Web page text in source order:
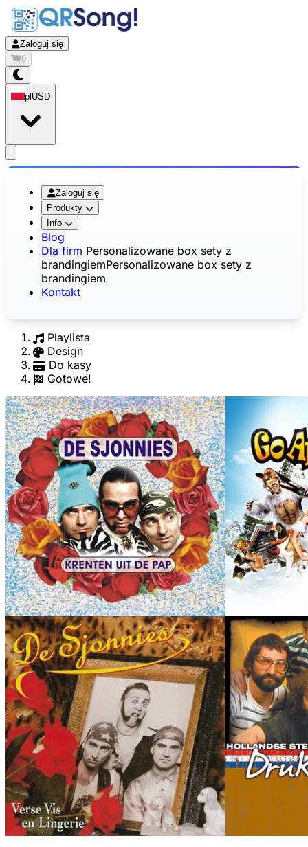
Zaloguj się
0
pl USD
Zaloguj się
Produkty
Info
Blog
Dla firm Personalizowane box sety z
brandingiemPersonalizowane box sety z
brandingiem
Kontakt
Playlista
Design
Do kasy
Gotowe!